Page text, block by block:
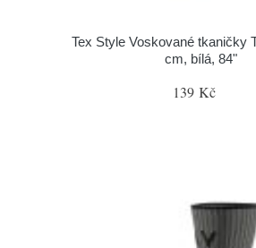
Tex Style Voskované tkaničky
cm, bílá, 84"
139 Kč